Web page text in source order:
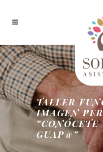
TALLER
IMAGEN
GUAP@”